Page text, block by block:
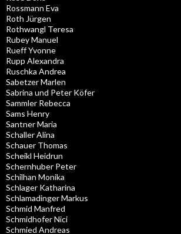
Rossmann Eva
Roth Jürgen
Rothwangl Teresa
Rubey Manuel
Rueff Yvonne
Rupp Alexandra
Ruschka Andrea
Sabetzer Marlen
Sabrina und Peter Köfer
Sammler Rebecca
Sams Henry
Santner Maria
Schaller Alina
Schauer Thomas
Scheikl Heidrun
Schernhuber Peter
Schilhan Monika
Schlager Katharina
Schlamadinger Markus
Schmid Manfred
Schmidhofer Nici
Schmied Andreas